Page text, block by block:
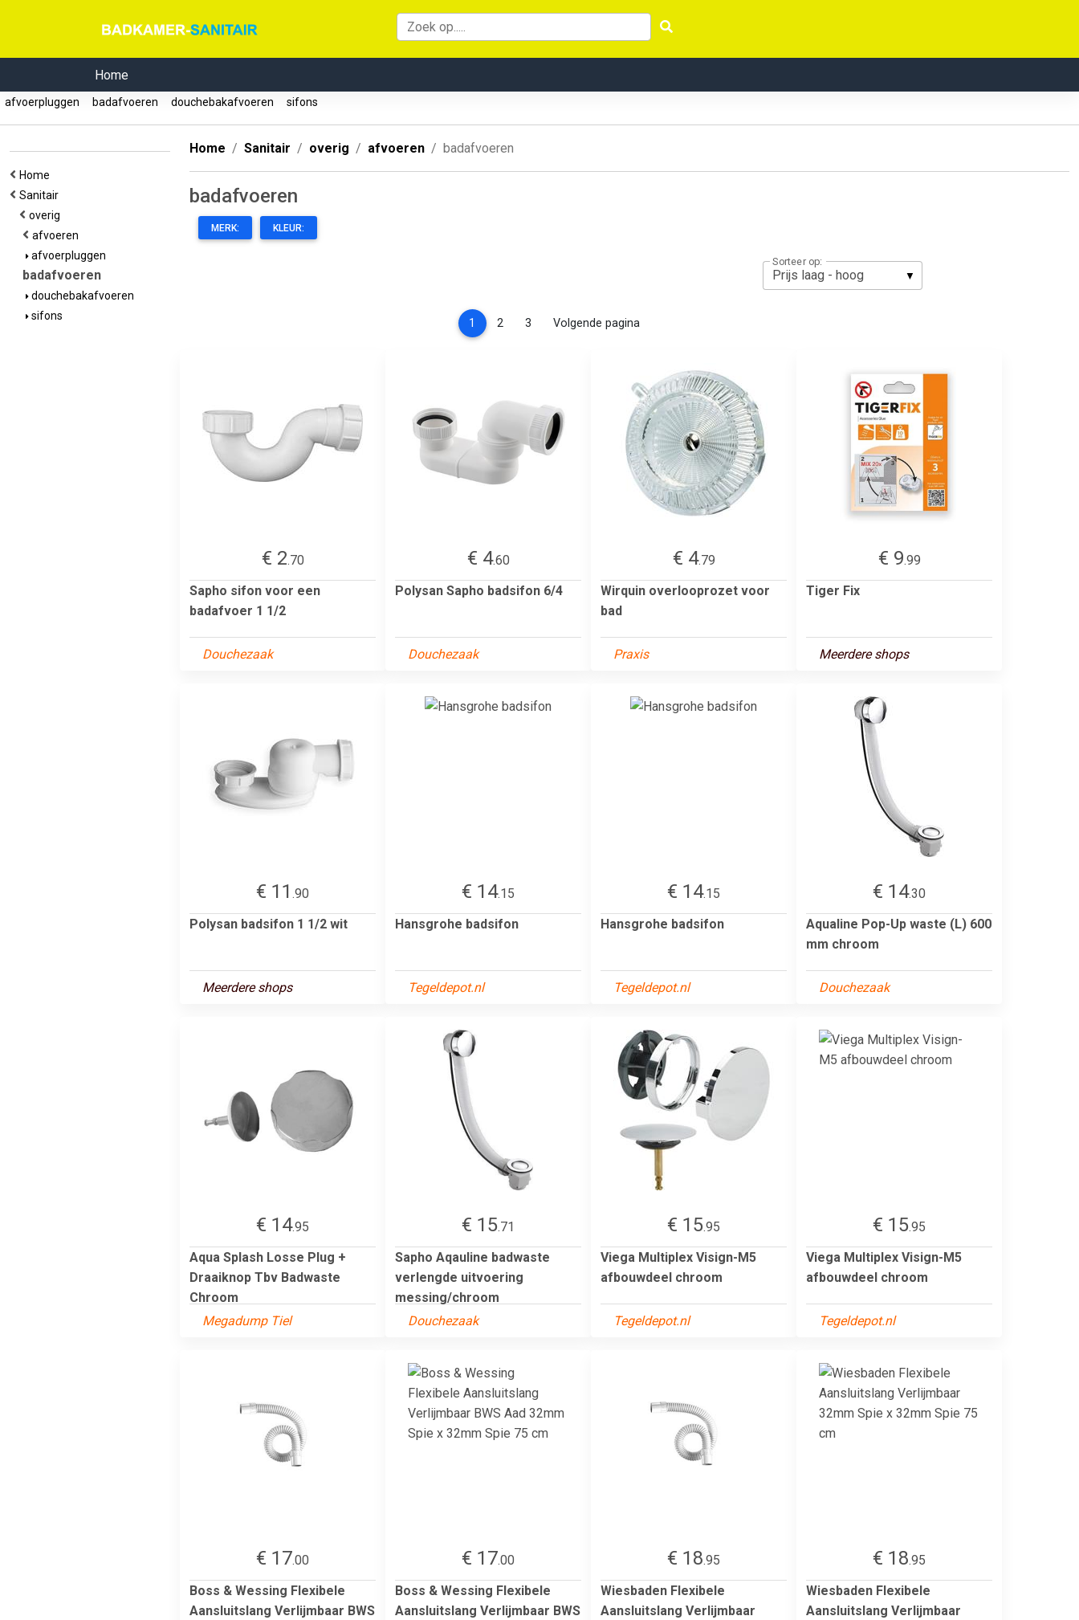
Home
afvoerpluggen badafvoeren douchebakafvoeren sifons
Home
Sanitair
overig
afvoeren
afvoerpluggen
badafvoeren
douchebakafvoeren
sifons
Home Sanitair overig afvoeren badafvoeren
badafvoeren
MERK: KLEUR:
Sorteer op:
1 (current)
2 3 Volgende pagina
€ 2.70
Sapho sifon voor een
badafvoer 1 1/2
Douchezaak
€ 4.60
Polysan Sapho badsifon 6/4
Douchezaak
€ 4.79
Wirquin overlooprozet voor
bad
Praxis
€ 9.99
Tiger Fix
Meerdere shops
€ 11 .90
Polysan badsifon 1 1/2 wit
Meerdere shops
€ 14.15
Hansgrohe badsifon
Tegeldepot.nl
€ 14.15
Hansgrohe badsifon
Tegeldepot.nl
€ 14.30
Aqualine Pop-Up waste (L) 600
mm chroom
Douchezaak
€ 14.95
Aqua Splash Losse Plug +
Draaiknop Tbv Badwaste
Chroom
Megadump Tiel
€ 15.71
Sapho Aqauline badwaste
verlengde uitvoering
messing/chroom
Douchezaak
€ 15.95
Viega Multiplex Visign-M5
afbouwdeel chroom
Tegeldepot.nl
€ 15.95
Viega Multiplex Visign-M5
afbouwdeel chroom
Tegeldepot.nl
€ 17.00
Boss & Wessing Flexibele
Aansluitslang Verlijmbaar BWS
€ 17.00
Boss & Wessing Flexibele
Aansluitslang Verlijmbaar BWS
€ 18.95
Wiesbaden Flexibele
Aansluitslang Verlijmbaar
€ 18.95
Wiesbaden Flexibele
Aansluitslang Verlijmbaar